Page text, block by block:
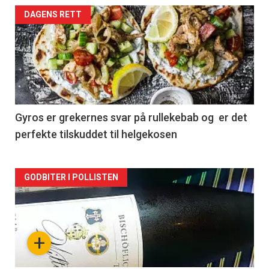
Forsiden
akkurat
nå
-
2
DAGENS RETT
Gyros er grekernes svar på rullekebab og er det
perfekte tilskuddet til helgekosen
Forsiden
akkurat
nå+
GODBITER I POLLISTEN